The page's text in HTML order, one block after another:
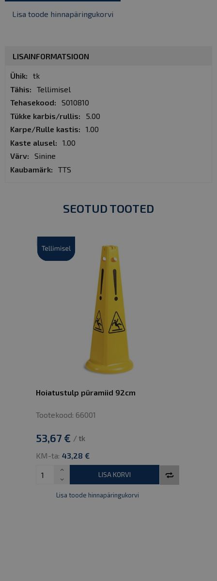
Lisa toode hinnapäringukorvi
LISAINFORMATSIOON
Lisainformatsioon
tk
Tellimisel
S010810
5.00
1.00
1.00
Sinine
TTS
SEOTUD TOOTED
Hoiatustulp püramiid 92cm
Tootekood: 66001
53,67 € / tk
KM-ta: 43,28 €
LISA KORVI
Lisa toode hinnapäringukorvi